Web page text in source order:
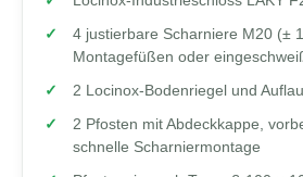
4 justierbare Scharniere M20 (±
Montagefüßen oder
2 Locinox-Bodenriegel und
2 Pfosten mit Abdeckkappe,
schnelle Scharniermontage